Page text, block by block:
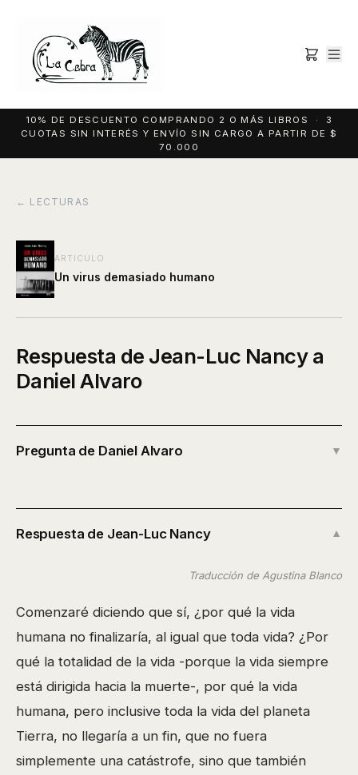
10% DE DESCUENTO COMPRANDO 2 O MÁS LIBROS · 3
CUOTAS SIN INTERÉS Y ENVÍO SIN CARGO A PARTIR DE $
70.000
← LECTURAS
ARTICULO
Un virus demasiado humano
Respuesta de Jean-Luc Nancy a
Daniel Alvaro
Pregunta de Daniel Alvaro ▼
Respuesta de Jean-Luc Nancy ▼
Traducción de Agustina Blanco
Comenzaré diciendo que sí, ¿por qué la vida
humana no finalizaría, al igual que toda vida? ¿Por
qué la totalidad de la vida -porque la vida siempre
está dirigida hacia la muerte-, por qué la vida
humana, pero inclusive toda la vida del planeta
Tierra, no llegaría a un fin, que no fuera
simplemente una catástrofe, sino que también